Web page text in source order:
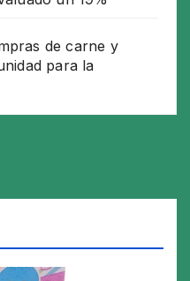
de carne y
para la